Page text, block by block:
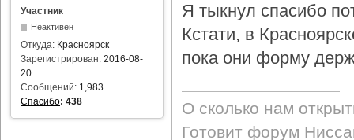
Участник
Неактивен
Откуда: Красноярск
Зарегистрирован: 2016-08-
20
Сообщений: 1,983
Спасибо: 438
Я тыкнул спасибо
Кстати, в
пока они форму
О сколько нам
Готовит форум